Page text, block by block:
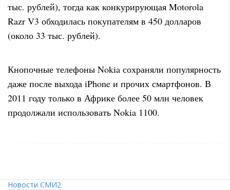
тыс. рублей), тогда как конкурирующая Motorola
Razr V3 обходилась покупателям в 450 долларов
(около 33 тыс. рублей).
Кнопочные телефоны Nokia сохраняли популярность
даже после выхода iPhone и прочих смартфонов. В
2011 году только в Африке более 50 млн человек
продолжали использовать Nokia 1100.
Новости СМИ2